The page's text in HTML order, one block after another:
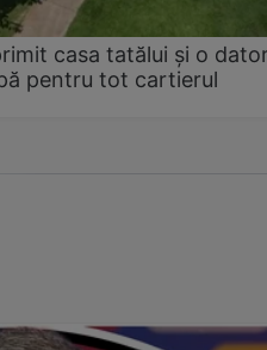
casa tatălui și o
pentru tot cartierul